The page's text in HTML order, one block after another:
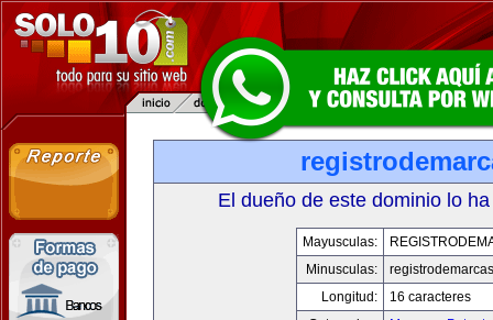
El dueño de este dominio lo
Mayusculas:
Minusculas:
Longitud:
16 caracteres